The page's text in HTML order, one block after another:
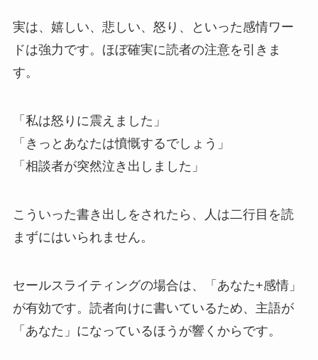
実は、嬉しい、悲しい、怒り、といった感情ワー
ドは強力です。ほぼ確実に読者の注意を引きま
す。
「私は怒りに震えました」
「きっとあなたは憤慨するでしょう」
「相談者が突然泣き出しました」
こういった書き出しをされたら、人は二行目を読
まずにはいられません。
セールスライティングの場合は、「あなた+感情」
が有効です。読者向けに書いているため、主語が
「あなた」になっているほうが響くからです。